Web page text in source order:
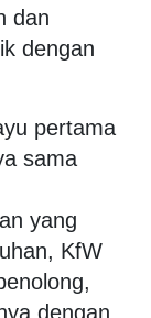
dan
dengan
pertama
sama
yang
KfW
dengan